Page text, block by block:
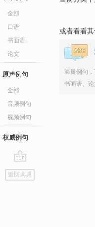
全部
口语
书面语
论文
原声例句
全部
音频例句
视频例句
权威例句
go
top
返回词典
或者看看其
海量例句，
书面语、论